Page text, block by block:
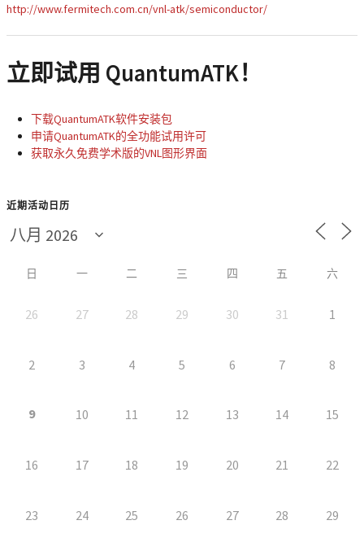
http://www.fermitech.com.cn/vnl-atk/semiconductor/
立即试用 QuantumATK！
下载QuantumATK软件安装包
申请QuantumATK的全功能试用许可
获取永久免费学术版的VNL图形界面
近期活动日历
日 一 二 三 四 五 六
26 27 28 29 30 31 1
2 3 4 5 6 7 8
9 10 11 12 13 14 15
16 17 18 19 20 21 22
23 24 25 26 27 28 29